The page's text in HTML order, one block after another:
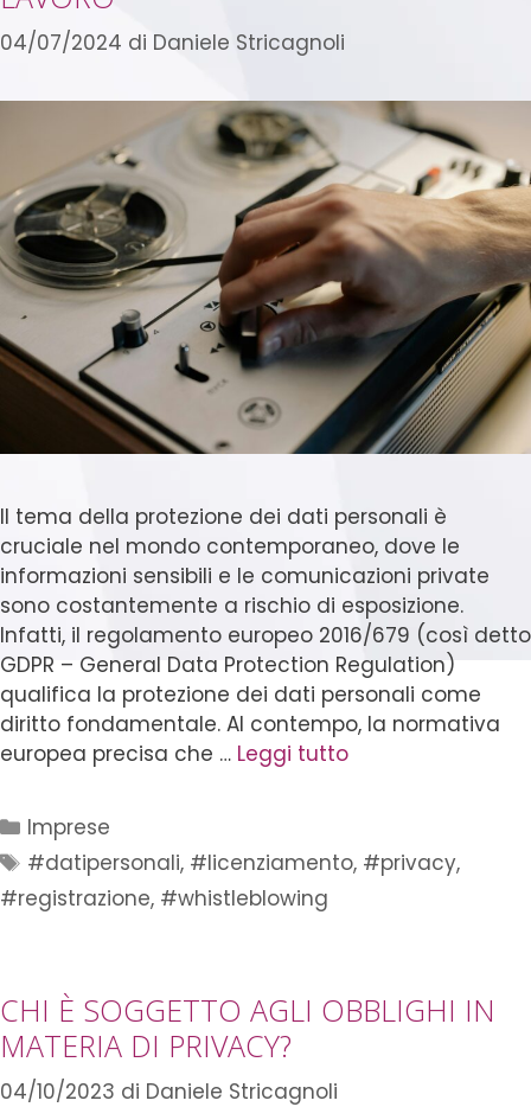
04/07/2024 di Daniele Stricagnoli
Il tema della protezione dei dati personali è
cruciale nel mondo contemporaneo, dove le
informazioni sensibili e le comunicazioni private
sono costantemente a rischio di esposizione.
Infatti, il regolamento europeo 2016/679 (così detto
GDPR – General Data Protection Regulation)
qualifica la protezione dei dati personali come
diritto fondamentale. Al contempo, la normativa
europea precisa che … Leggi tutto
Imprese
#datipersonali, #licenziamento, #privacy,
#registrazione, #whistleblowing
CHI È SOGGETTO AGLI OBBLIGHI IN
MATERIA DI PRIVACY?
04/10/2023 di Daniele Stricagnoli